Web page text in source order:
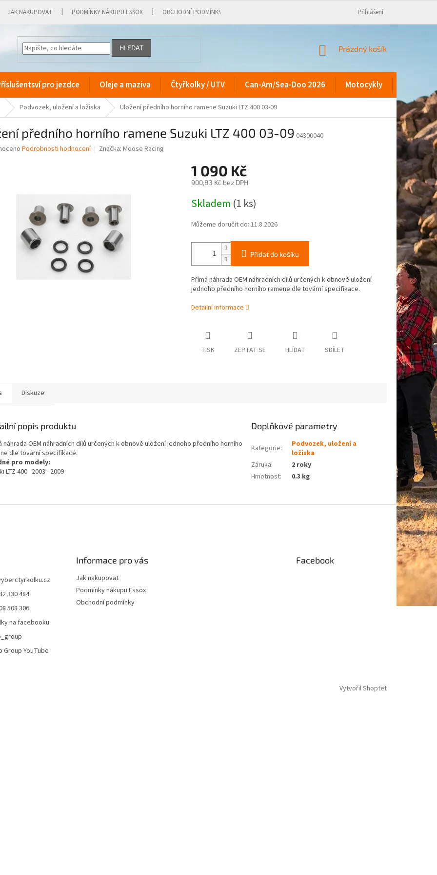
JAK NAKUPOVAT PODMÍNKY NÁKUPU ESSOX OBCHODNÍ PODMÍNKY Přihlášení
HLEDAT
NÁKUPNÍ
Prázdný košík
pro jezdce Oleje a maziva Čtyřkolky / UTV Can-Am/Sea-Doo 2026 Motocykly
Podvozek, uložení a ložiska Uložení předního horního ramene Suzuki LTZ 400 03-09
předního horního ramene Suzuki LTZ 400 03-09 04300040
Podrobnosti hodnocení Značka: Moose Racing
1 090 Kč
900,83 Kč bez DPH
cena:
Skladem (1 ks)
Můžeme doručit do: 11.8.2026
Přidat do košíku
Přímá náhrada OEM náhradních dílů určených k obnově uložení
jednoho předního horního ramene dle tovární specifikace.
Detailní informace
TISK ZEPTAT SE HLÍDAT SDÍLET
Diskuze
popis produktu
náhrada OEM náhradních dílů určených k obnově uložení jednoho předního horního
dle tovární specifikace.
pro modely:
LTZ 400 2003 - 2009
Doplňkové parametry
Kategorie:
Podvozek, uložení a
ložiska
Záruka:
2 roky
Hmotnost: 0.3 kg
330 484
508 306
na facebooku
Group YouTube
Informace pro vás
Jak nakupovat
Podmínky nákupu Essox
Obchodní podmínky
Facebook
Vytvořil Shoptet